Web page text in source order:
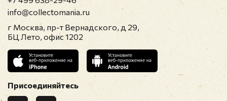
info@collectomania.ru
г Москва, пр-т Вернадского, д 29,
БЦ Лето, офис 1202
Присоединяйтесь